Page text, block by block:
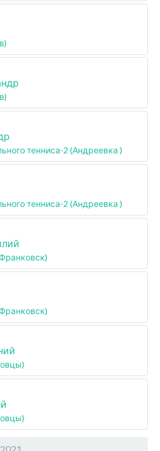
тенниса-2 (Андреевка )
тенниса-2 (Андреевка )